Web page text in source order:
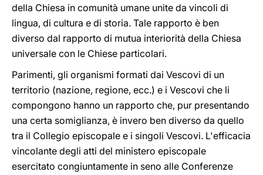
della Chiesa in comunità umane unite da vincoli di
lingua, di cultura e di storia. Tale rapporto è ben
diverso dal rapporto di mutua interiorità della Chiesa
universale con le Chiese particolari.
Parimenti, gli organismi formati dai Vescovi di un
territorio (nazione, regione, ecc.) e i Vescovi che li
compongono hanno un rapporto che, pur presentando
una certa somiglianza, è invero ben diverso da quello
tra il Collegio episcopale e i singoli Vescovi. L'efficacia
vincolante degli atti del ministero episcopale
esercitato congiuntamente in seno alle Conferenze